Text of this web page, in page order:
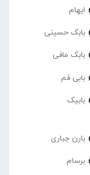
ایهام
بابک حسینی
بابک مافی
بابی فم
بابیک
بارن جباری
برسام